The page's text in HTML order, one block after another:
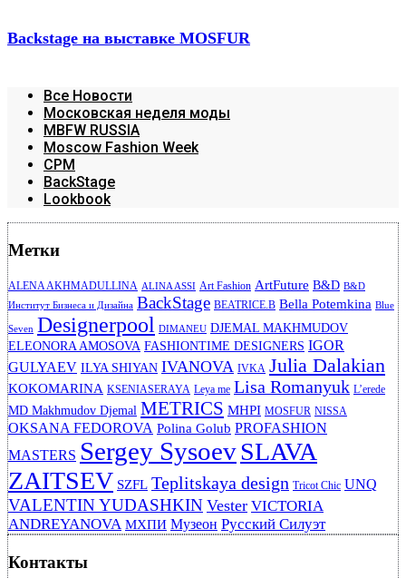
Backstage на выставке MOSFUR
Все Новости
Московская неделя моды
MBFW RUSSIA
Moscow Fashion Week
CPM
BackStage
Lookbook
Метки
ALENA AKHMADULLINA ALINA ASSI Art Fashion ArtFuture B&D B&D
Институт Бизнеса и Дизайна BackStage BEATRICE.B Bella Potemkina Blue
Seven Designerpool DIMANEU DJEMAL MAKHMUDOV
ELEONORA AMOSOVA FASHIONTIME DESIGNERS IGOR
GULYAEV ILYA SHIYAN IVANOVA IVKA Julia Dalakian
KOKOMARINA KSENIASERAYA Leya me Lisa Romanyuk L’erede
MD Makhmudov Djemal METRICS MHPI MOSFUR NISSA
OKSANA FEDOROVA Polina Golub PROFASHION
MASTERS Sergey SysoevSLAVA
ZAITSEV SZFL Teplitskaya design Tricot Chic UNQ
VALENTIN YUDASHKIN Vester VICTORIA
ANDREYANOVA МХПИ Музеон Русский Силуэт
Контакты